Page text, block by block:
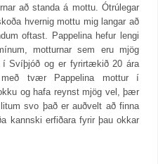
að standa á mottu. Ótrúlegar
hvernig mottu mig langar að
oftast. Pappelina hefur lengi
motturnar sem eru mjög
í Svíþjóð og er fyrirtækið 20 ára
tvær Pappelina mottur í
og hafa reynst mjög vel, þær
svo það er auðvelt að finna
kannski erfiðara fyrir þau okkar